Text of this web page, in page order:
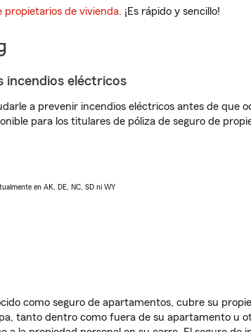
propietarios de vivienda. ¡Es rápido y sencillo!
incendios eléctricos
a prevenir incendios eléctricos antes de que
para los titulares de póliza de seguro de
en AK, DE, NC, SD ni WY
como seguro de apartamentos, cubre su
tanto dentro como fuera de su apartamento u